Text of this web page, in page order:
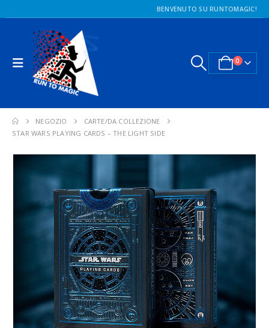
BENVENUTO SU RUNTOMAGIC!
0
NEGOZIO
CARTE/DA COLLEZIONE
STAR WARS PLAYING CARDS – THE LIGHT SIDE